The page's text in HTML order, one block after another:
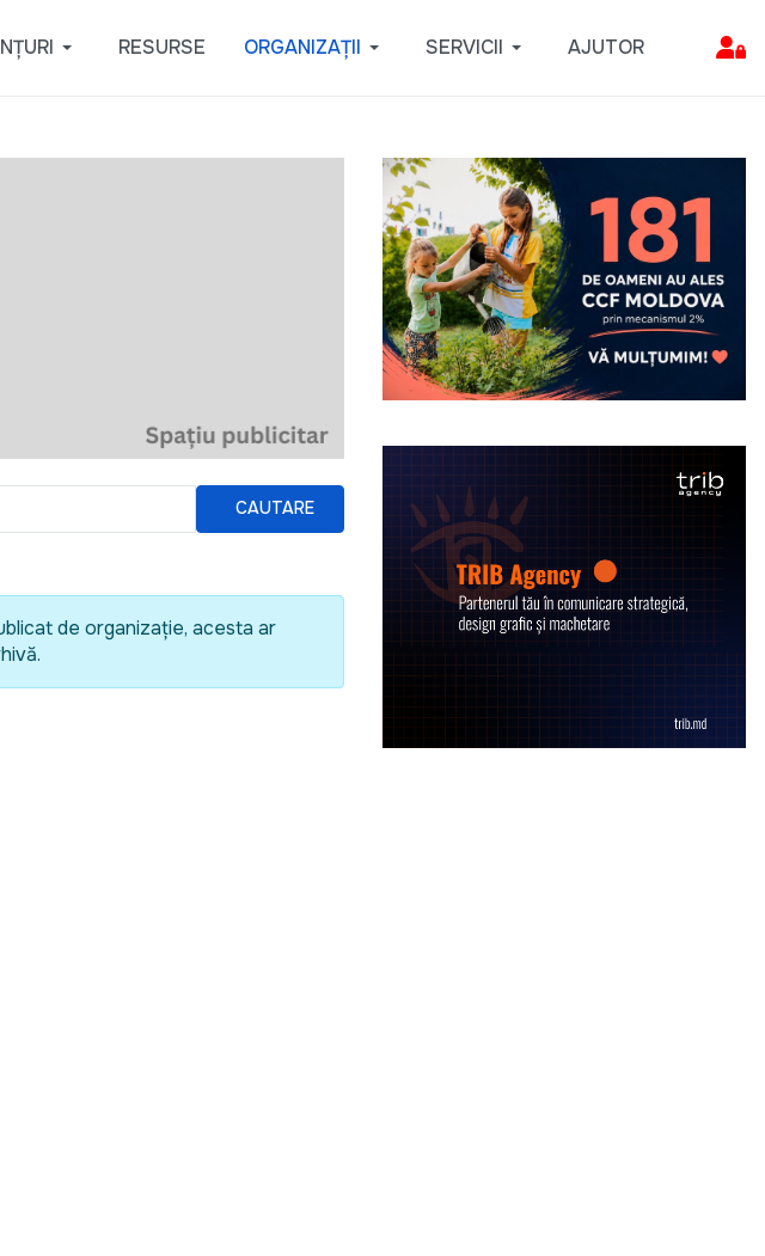
RESURSE ORGANIZAȚII SERVICII AJUTOR
CAUTARE
de organizație, acesta ar